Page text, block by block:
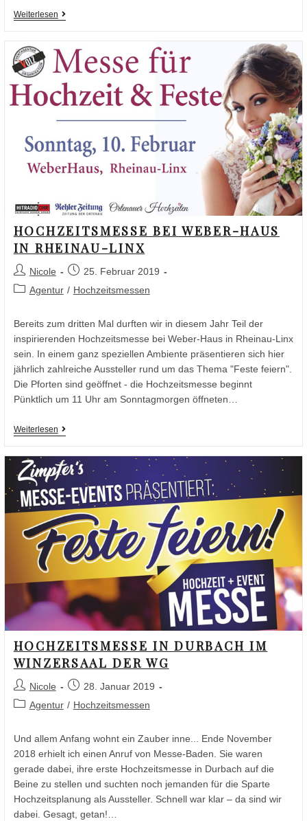
Weiterlesen
HOCHZEITSMESSE BEI WEBER-HAUS
IN RHEINAU-LINX
Nicole
25. Februar 2019
Agentur / Hochzeitsmessen
Bereits zum dritten Mal durften wir in diesem Jahr Teil der
inspirierenden Hochzeitsmesse bei Weber-Haus in Rheinau-Linx
sein. In einem ganz speziellen Ambiente präsentieren sich hier
jährlich zahlreiche Aussteller rund um das Thema "Feste feiern".
Die Pforten sind geöffnet - die Hochzeitsmesse beginnt
Pünktlich um 11 Uhr am Sonntagmorgen öffneten…
Weiterlesen
HOCHZEITSMESSE IN DURBACH IM
WINZERSAAL DER WG
Nicole
28. Januar 2019
Agentur / Hochzeitsmessen
Und allem Anfang wohnt ein Zauber inne... Ende November
2018 erhielt ich einen Anruf von Messe-Baden. Sie waren
gerade dabei, ihre erste Hochzeitsmesse in Durbach auf die
Beine zu stellen und suchten noch jemanden für die Sparte
Hochzeitsplanung als Aussteller. Schnell war klar – da sind wir
dabei. Gesagt, getan!…